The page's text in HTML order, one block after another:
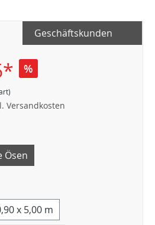
Geschäftskunden
%
Versandkosten
Ösen
x 5,00 m